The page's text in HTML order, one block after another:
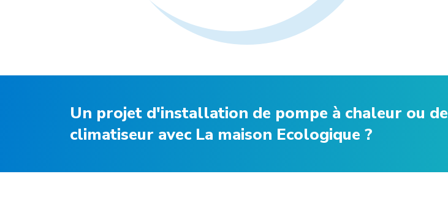
Un projet d'installation de pompe à chaleur ou de
climatiseur avec La maison Ecologique ?